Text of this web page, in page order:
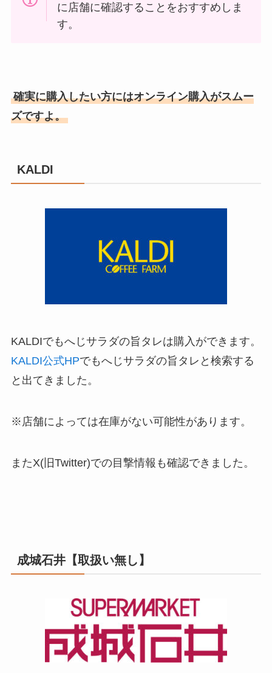
に店舗に確認することをおすすめしま
す。
確実に購入したい方にはオンライン購入がスムー
ズですよ。
KALDI
KALDIでもへじサラダの旨タレは購入ができます。
KALDI公式HPでもへじサラダの旨タレと検索する
と出てきました。
※店舗によっては在庫がない可能性があります。
またX(旧Twitter)での目撃情報も確認できました。
成城石井【取扱い無し】